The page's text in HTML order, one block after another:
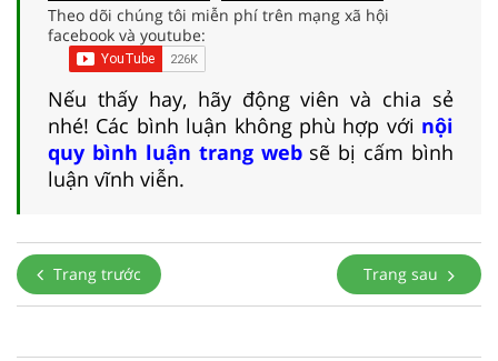
Theo dõi chúng tôi miễn phí trên mạng xã hội
facebook và youtube:
Nếu thấy hay, hãy động viên và chia sẻ
nhé! Các bình luận không phù hợp với nội
quy bình luận trang websẽ bị cấm bình
luận vĩnh viễn.
Trang trước Trang sau